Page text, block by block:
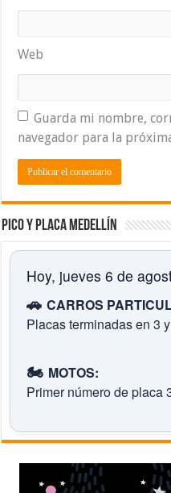
Web
Guarda mi nombre,
navegador para la
Pico y placa Medellín
Hoy, jueves 6 de
🚗 CARROS
Placas terminadas en 3
🏍️ MOTOS:
Primer número de placa